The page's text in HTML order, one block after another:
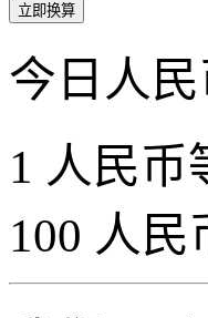
立即换算
今日人
1 人民币
100 人